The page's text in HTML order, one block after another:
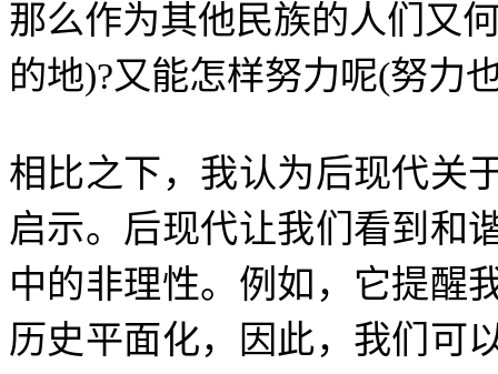
那么作为其他民族的人们又
的地)?又能怎样努力呢(努力
相比之下，我认为后现代关
启示。后现代让我们看到和
中的非理性。例如，它提醒
历史平面化，因此，我们可